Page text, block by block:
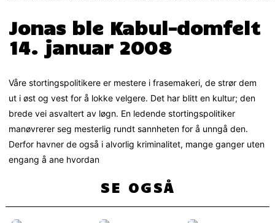
Jonas ble Kabul-domfelt
14. januar 2008
Våre stortingspolitikere er mestere i frasemakeri, de strør dem
ut i øst og vest for å lokke velgere. Det har blitt en kultur; den
brede vei asvaltert av løgn. En ledende stortingspolitiker
manøvrerer seg mesterlig rundt sannheten for å unngå den.
Derfor havner de også i alvorlig kriminalitet, mange ganger uten
engang å ane hvordan
SE OGSÅ